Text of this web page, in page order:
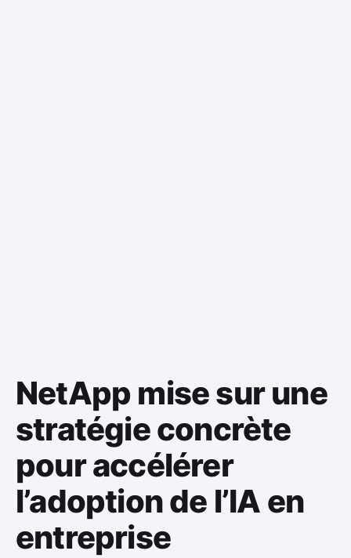
NetApp mise sur une
stratégie concrète
pour accélérer
l’adoption de l’IA en
entreprise